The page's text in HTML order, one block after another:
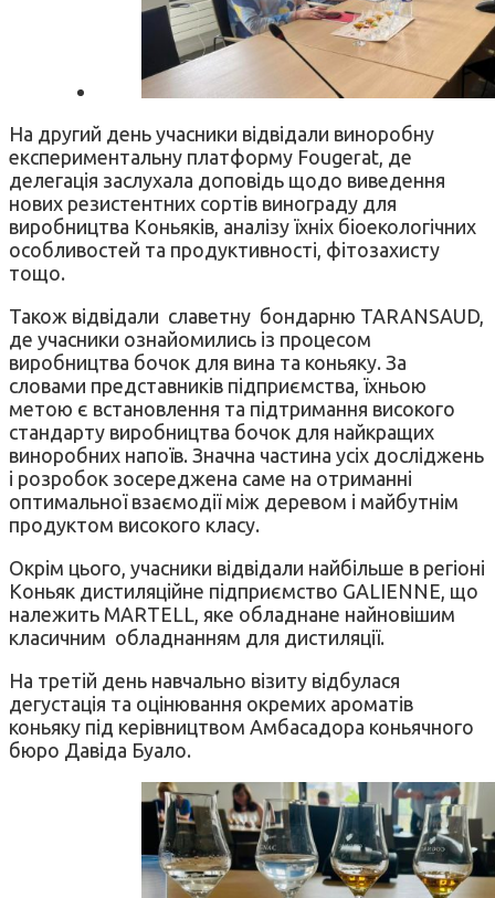
На другий день учасники відвідали виноробну
експериментальну платформу Fougerat, де
делегація заслухала доповідь щодо виведення
нових резистентних сортів винограду для
виробництва Коньяків, аналізу їхніх біоекологічних
особливостей та продуктивності, фітозахисту
тощо.
Також відвідали славетну бондарню TARANSAUD,
де учасники ознайомились із процесом
виробництва бочок для вина та коньяку. За
словами представників підприємства, їхньою
метою є встановлення та підтримання високого
стандарту виробництва бочок для найкращих
виноробних напоїв. Значна частина усіх досліджень
і розробок зосереджена саме на отриманні
оптимальної взаємодії між деревом і майбутнім
продуктом високого класу.
Окрім цього, учасники відвідали найбільше в регіоні
Коньяк дистиляційне підприємство GALIENNE, що
належить MARTELL, яке обладнане найновішим
класичним обладнанням для дистиляції.
На третій день навчально візиту відбулася
дегустація та оцінювання окремих ароматів
коньяку під керівництвом Амбасадора коньячного
бюро Давіда Буало.